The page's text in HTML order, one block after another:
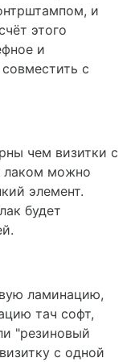
и
этого
и
с
чем визитки с
лаком можно
элемент.
будет
ламинацию,
тач софт,
"резиновый
с одной